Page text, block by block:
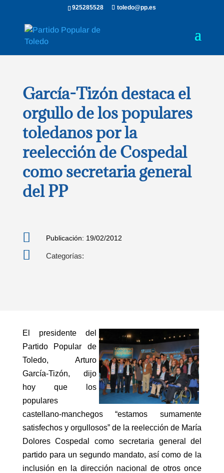
925285528 toledo@pp.es
García-Tizón destaca el
orgullo de los populares
toledanos por la
reelección de Cospedal
como secretaria general
del PP
 Publicación: 19/02/2012
 Categorías:
El presidente del
Partido Popular de
Toledo, Arturo
García-Tizón, dijo
hoy que los
populares
castellano-manchegos “estamos sumamente
satisfechos y orgullosos” de la reelección de María
Dolores Cospedal como secretaria general del
partido para un segundo mandato, así como de la
inclusión en la dirección nacional de otros once